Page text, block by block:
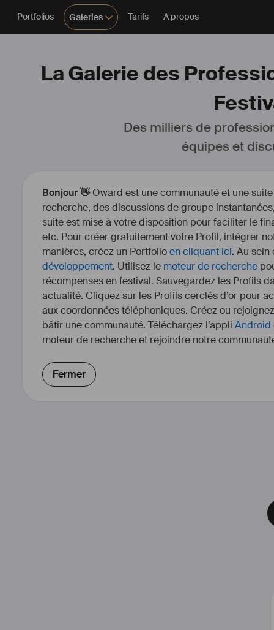
Portfolios Galeries Tarifs A propos
La Galerie des
Des milliers de
équipes et
Bonjour 👋Oward est une communauté et une
recherche, des discussions de groupe
suite est mise à votre disposition pour faciliter le
etc. Pour créer gratuitement votre Profil, intégrer
manières, créez un Portfolioen cliquant ici. Au
développement. Utilisez le moteur de recherche
récompenses en festival. Sauvegardez les Profils
actualité. Cliquez sur les Profils cerclés d’or pour
aux coordonnées téléphoniques. Créez ou
bâtir une communauté. Téléchargez l’appli Android
moteur de recherche et rejoindre notre
Fermer